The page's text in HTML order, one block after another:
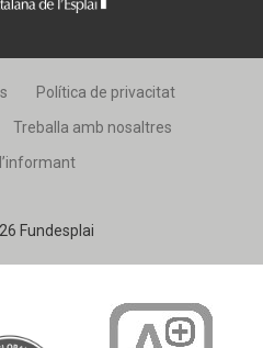
Fundesplai
Política de privacitat
Treballa amb nosaltres